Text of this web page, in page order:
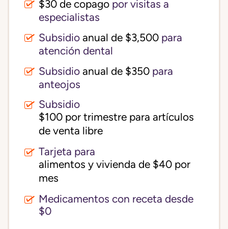
$30 de copago por visitas a
especialistas
Subsidio anual de $3,500 para
atención dental
Subsidio anual de $350 para
anteojos
Subsidio
$100 por trimestre para artículos
de venta libre
Tarjeta para
alimentos y vivienda de $40 por
mes
Medicamentos con receta desde
$0